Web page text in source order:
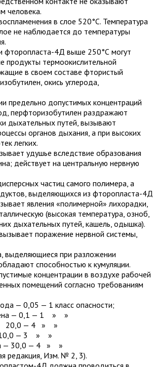
человека.
в слое 520°С. Температура
не наблюдается до температуры
фторопласта-4Д выше 250°С могут
продукты термоокислительной
в своем составе фтористый
окись углерода,
предельно допустимых концентраций
перфторизобутилен раздражают
дыхательных путей, вызывают
ор­ганов дыхания, а при высоких
легких.
удушье вследствие образования
действует на центральную нервную
частиц самого полимера, а
выделяющихся из фторопласта-4Д
явления «полимерной» лихорадки,
(высокая температура, озноб,
дыхательных путей, кашель, одышка).
поражение нервной системы,
выделяющиеся при разложении
способностью к кумуляции.
концентрации в воздухе рабочей
помещений согласно требованиям
— 0,05 — 1 класс опасности;
— 0,1 — 1 » »
— 20,0 — 4 » »
10,0 — 3 » »
— 30,0 — 4 » »
редакция, Изм. № 2, 3).